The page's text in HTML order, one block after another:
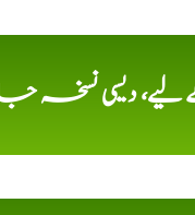
لیے، دیسی